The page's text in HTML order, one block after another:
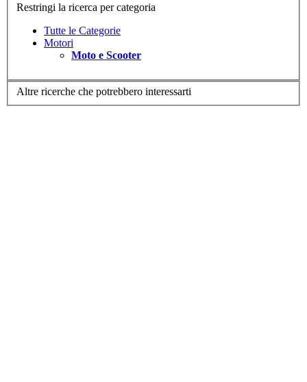
Restringi la ricerca per categoria
Tutte le Categorie
Motori
Moto e Scooter
Altre ricerche che potrebbero interessarti